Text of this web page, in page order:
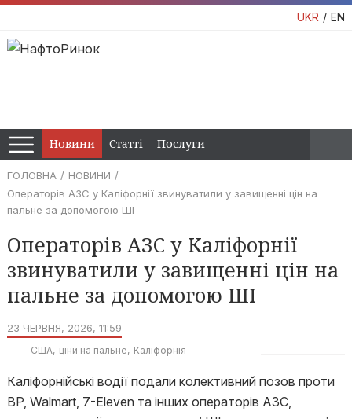
UKR EN
Новини Статті Послуги
ГОЛОВНА
НОВИНИ
Операторів АЗС у Каліфорнії звинуватили у завищенні цін на
пальне за допомогою ШІ
Операторів АЗС у Каліфорнії
звинуватили у завищенні цін на
пальне за допомогою ШІ
23 ЧЕРВНЯ, 2026, 11:59
США ціни на пальне Каліфорнія
Каліфорнійські водії подали колективний позов проти
BP, Walmart, 7-Eleven та інших операторів АЗС,